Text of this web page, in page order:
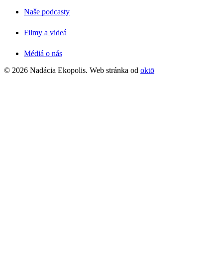
Naše podcasty
Filmy a videá
Médiá o nás
© 2026 Nadácia Ekopolis. Web stránka od oktō